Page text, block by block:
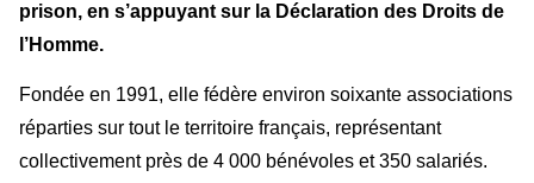
prison, en s’appuyant sur la Déclaration des Droits de
l’Homme.
Fondée en 1991, elle fédère environ soixante associations
réparties sur tout le territoire français, représentant
collectivement près de 4 000 bénévoles et 350 salariés.